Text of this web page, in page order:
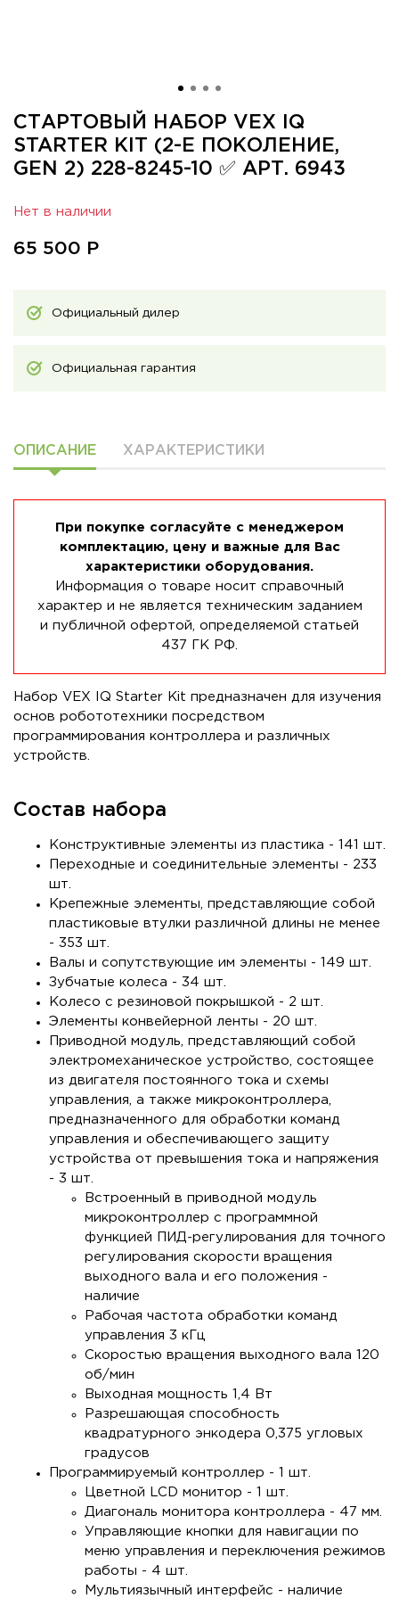
СТАРТОВЫЙ НАБОР VEX IQ
STARTER KIT (2-Е ПОКОЛЕНИЕ,
GEN 2) 228-8245-10 ✅ АРТ. 6943
Нет в наличии
65 500 Р
Официальный дилер
Официальная гарантия
ОПИСАНИЕ ХАРАКТЕРИСТИКИ
При покупке согласуйте с менеджером
комплектацию, цену и важные для Вас
характеристики оборудования.
Информация о товаре носит справочный
характер и не является техническим заданием
и публичной офертой, определяемой статьей
437 ГК РФ.
Набор VEX IQ Starter Kit предназначен для изучения
основ робототехники посредством
программирования контроллера и различных
устройств.
Состав набора
Конструктивные элементы из пластика - 141 шт.
Переходные и соединительные элементы - 233
шт.
Крепежные элементы, представляющие собой
пластиковые втулки различной длины не менее
- 353 шт.
Валы и сопутствующие им элементы - 149 шт.
Зубчатые колеса - 34 шт.
Колесо с резиновой покрышкой - 2 шт.
Элементы конвейерной ленты - 20 шт.
Приводной модуль, представляющий собой
электромеханическое устройство, состоящее
из двигателя постоянного тока и схемы
управления, а также микроконтроллера,
предназначенного для обработки команд
управления и обеспечивающего защиту
устройства от превышения тока и напряжения
- 3 шт.
Встроенный в приводной модуль
микроконтроллер c программной
функцией ПИД-регулирования для точного
регулирования скорости вращения
выходного вала и его положения -
наличие
Рабочая частота обработки команд
управления 3 кГц
Скоростью вращения выходного вала 120
об/мин
Выходная мощность 1,4 Вт
Разрешающая способность
квадратурного энкодера 0,375 угловых
градусов
Программируемый контроллер - 1 шт.
Цветной LCD монитор - 1 шт.
Диагональ монитора контроллера - 47 мм.
Управляющие кнопки для навигации по
меню управления и переключения режимов
работы - 4 шт.
Мультиязычный интерфейс - наличие